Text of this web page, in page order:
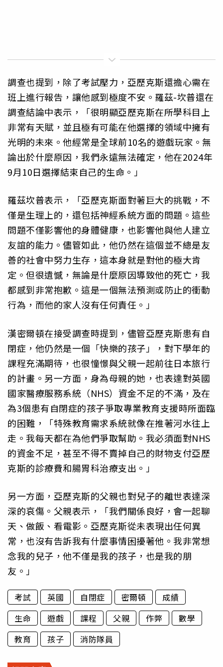
調查也提到，除了考試壓力，亞歷克斯還擔心需在
班上進行報告，讓他感到極度不安。羅茲-坎普還在
調查結論中表示，「很明顯亞歷克斯在所學科目上
非常有天賦，並且極有可能在他選擇的領域中擁有
光明的未來。他經常是全球前10名的遊戲玩家。無
論出於什麼原因，我們永遠無法確定，他在2024年
9月10日選擇結束自己的生命。」
羅茲坎普表示，「亞歷克斯面對著巨大的挑戰，不
僅是生理上的，還包括神經系統方面的問題。這些
問題不僅影響他的身體健康，也影響他與他人建立
友誼的能力。儘管如此，他仍然在這個並不總是友
善的社會中努力生存，這本身就是對他的極大肯
定。但很遺憾，無論是什麼原因導致他的死亡，我
都感到非常抱歉。這是一個無法預測或防止的衝動
行為，而他的家人沒有任何責任。」
漢密爾頓在接受調查時提到，儘管亞歷克斯患有自
閉症，他仍然是一個「快樂的孩子」，對下學年的
課程充滿期待，也很憧憬與父親一起前往日本旅行
的計畫。另一方面，身為母親的她，也表達對英國
國家醫療服務系統（NHS）資金不足的不滿，及在
為3個患有自閉症的孩子爭取專業教育支援時所面臨
的困難，「特殊教育需求系統就像在推著河水往上
走。我每天都在為他們爭取幫助。我必須面對NHS
的資金不足，甚至不得不賣掉自己的財物支付亞歷
克斯的診療費和腸胃科治療支出。」
另一方面，亞歷克斯的父親也對兒子的離世表達深
深的哀傷。父親表示，「我們關係良好，會一起聊
天、做飯、看電影。亞歷克斯從未表現出任何異
常，也沒有告訴我有什麼事情困擾著他。我非常想
念我的兒子，他不僅是我的孩子，也是我的朋
友。」
考試 英國 自閉症 密爾頓
成績
生命
遊戲 課程 父親 作弊
數學
教育
孩子 消防隊員